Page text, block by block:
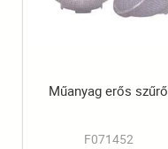
Műanyag erős szűrő
F071452